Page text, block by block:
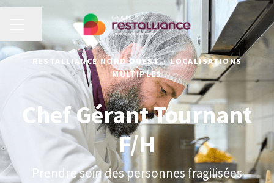
Partager la page
RESTALLIANCE NORD OUEST · LOCALISATIONS
MULTIPLES
Chef Gérant Tournant
F/H
Prendre soin des personnes fragilisées